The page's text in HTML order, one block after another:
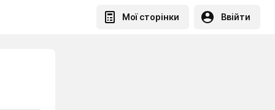
Мої сторінки Ввійти